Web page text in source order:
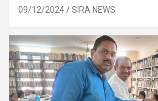
09/12/2024 SIRA NEWS